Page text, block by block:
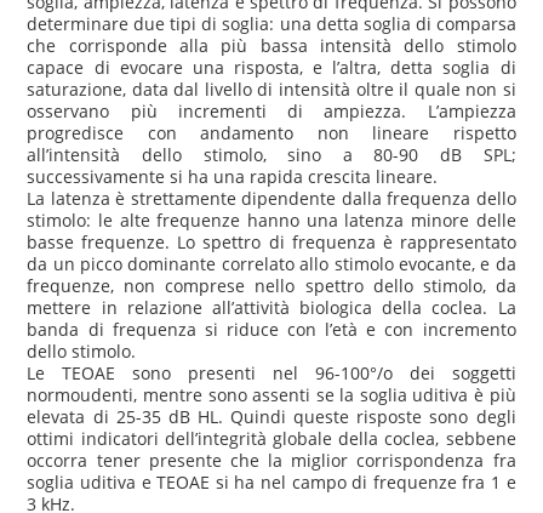
determinare due tipi di soglia: una detta soglia di comparsa
che corrisponde alla più bassa intensità dello stimolo
capace di evocare una risposta, e l’altra, detta soglia di
saturazione, data dal livello di intensità oltre il quale non si
osservano più incrementi di ampiezza. L’ampiezza
progredisce con andamento non lineare rispetto
all’intensità dello stimolo, sino a 80-90 dB SPL;
successivamente si ha una rapida crescita lineare.
La latenza è strettamente dipendente dalla frequenza dello
stimolo: le alte frequenze hanno una latenza minore delle
basse frequenze. Lo spettro di frequenza è rappresentato
da un picco dominante correlato allo stimolo evocante, e da
frequenze, non comprese nello spettro dello stimolo, da
mettere in relazione all’attività biologica della coclea. La
banda di frequenza si riduce con l’età e con incremento
dello stimolo.
Le TEOAE sono presenti nel 96-100°/o dei soggetti
normoudenti, mentre sono assenti se la soglia uditiva è più
elevata di 25-35 dB HL. Quindi queste risposte sono degli
ottimi indicatori dell’integrità globale della coclea, sebbene
occorra tener presente che la miglior corrispondenza fra
soglia uditiva e TEOAE si ha nel campo di frequenze fra 1 e
3 kHz.